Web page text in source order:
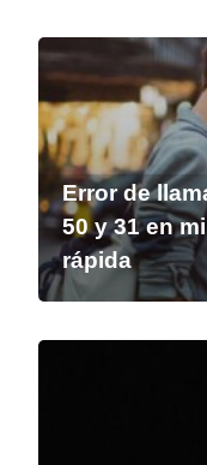
Error de
50 y 31 en
rápida